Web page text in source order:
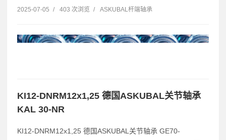
2025-07-05 / 403 次浏览 / ASKUBAL杆端轴承
KI12-DNRM12x1,25 德国ASKUBAL关节轴承
KAL 30-NR
KI12-DNRM12x1,25 德国ASKUBAL关节轴承 GE70-